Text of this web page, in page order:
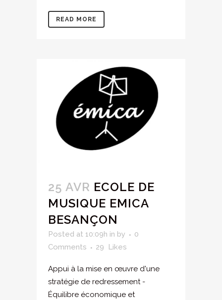
READ MORE
25 AVR ECOLE DE
MUSIQUE EMICA
BESANÇON
Posted at 10:09h in by
0
Comments
29 Likes
Appui à la mise en œuvre d'une
stratégie de redressement -
Équilibre économique et